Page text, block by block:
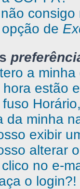
consigo
de
a
estão
da minha
exibir
alterar
no e-
o login?!